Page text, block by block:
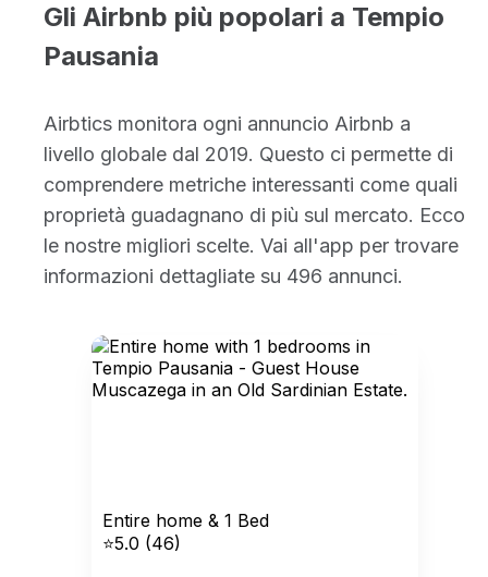
Gli Airbnb più popolari a Tempio
Pausania
Airbtics monitora ogni annuncio Airbnb a
livello globale dal 2019. Questo ci permette di
comprendere metriche interessanti come quali
proprietà guadagnano di più sul mercato. Ecco
le nostre migliori scelte. Vai all'app per trovare
informazioni dettagliate su 496 annunci.
Entire home & 1 Bed
⭐5.0 (46)